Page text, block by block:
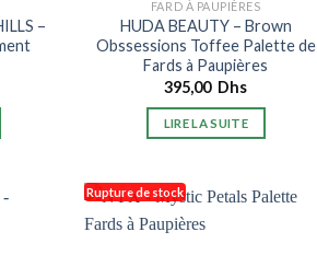
–
FARD À PAUPIÈRES
HUDA BEAUTY – Brown
Obssessions Toffee Palette de
Fards à Paupières
395,00 Dhs
LIRE LA SUITE
Rupture de stock